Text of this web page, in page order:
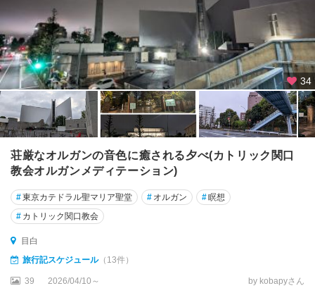
並
・
世
田
谷
東
京
・
大
町
・
本
橋
34
荘厳なオルガンの音色に癒される夕べ(カトリック関口
教会オルガンメディテーション)
#東京カテドラル聖マリア聖堂 # オルガン #瞑想
# カトリック関口教会
目白
旅行記スケジュール（13件）
39 2026/04/10～ by kobapyさん